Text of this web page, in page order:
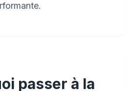
passer à la